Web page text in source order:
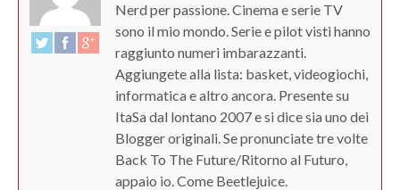
Nerd per passione. Cinema e serie TV
sono il mio mondo. Serie e pilot visti hanno
raggiunto numeri imbarazzanti.
Aggiungete alla lista: basket, videogiochi,
informatica e altro ancora. Presente su
ItaSa dal lontano 2007 e si dice sia uno dei
Blogger originali. Se pronunciate tre volte
Back To The Future/Ritorno al Futuro,
appaio io. Come Beetlejuice.